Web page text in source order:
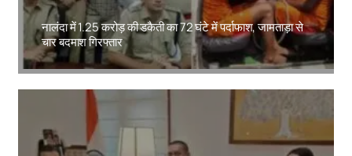
नालंदा में 1.25 करोड़ की डकैती का 72 घंटे में पर्दाफाश, जामताड़ा से
चार बदमाश गिरफ्तार
Amit Lekh